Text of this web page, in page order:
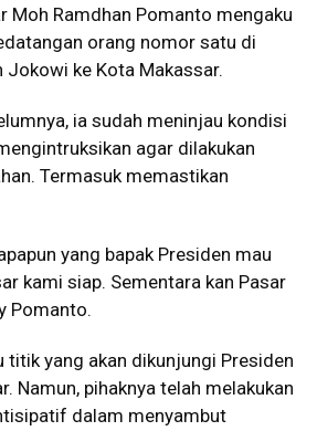
Moh Ramdhan Pomanto mengaku
orang nomor satu di
Jokowi ke Kota Makassar.
ia sudah meninjau kondisi
agar dilakukan
Termasuk memastikan
yang bapak Presiden mau
kami siap. Sementara kan Pasar
Pomanto.
titik yang akan dikunjungi Presiden
Namun, pihaknya telah melakukan
dalam menyambut